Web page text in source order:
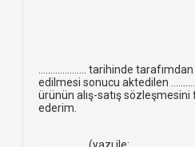
.................... tarihinde
edilmesi sonucu aktedilen
ürünün alış-satış
ederim.
.................... (yazı ile: